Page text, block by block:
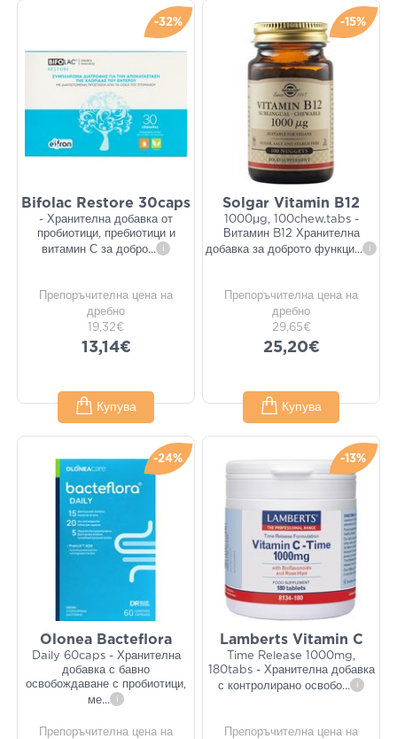
-32%
Bifolac Restore 30caps
- Хранителна добавка от
пробиотици, пребиотици и
витамин С за добро... i
Препоръчителна цена на
дребно
19,32€
13,14€
Купува
-15%
Solgar Vitamin B12
1000μg, 100chew.tabs -
Витамин B12 Хранителна
добавка за доброто функци... i
Препоръчителна цена на
дребно
29,65€
25,20€
Купува
-24%
Olonea Bacteflora
Daily 60caps - Хранителна
добавка с бавно
освобождаване с пробиотици,
ме... i
Препоръчителна цена на
-13%
Lamberts Vitamin C
Time Release 1000mg,
180tabs - Хранителна добавка
с контролирано освобо... i
Препоръчителна цена на